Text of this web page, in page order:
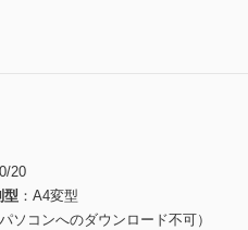
20
型
A4変型
ソコンへのダウンロード不可）